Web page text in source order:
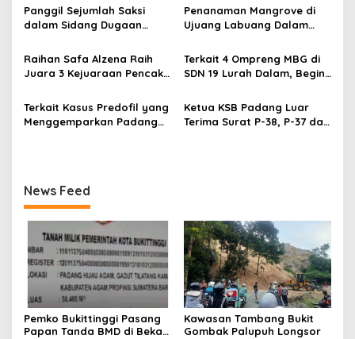
o
Panggil Sejumlah Saksi
dalam Sidang Dugaan
Terdakwa Haji DS
Penanaman Mangrove di
Ujuang Labuang Dalam
Sedunia
Raihan Safa Alzena Raih
Juara 3 Kejuaraan Pencak
Sumatera Barat
Terkait 4 Ompreng MBG di
SDN 19 Lurah Dalam, Begini
Terkait Kasus Predofil yang
Menggemparkan Padang
Ketua KSB Padang Luar
Terima Surat P-38, P-37 dari
News Feed
Pemko Bukittinggi Pasang
Papan Tanda BMD di Bekas
Kawasan Tambang Bukit
Gombak Palupuh Longsor